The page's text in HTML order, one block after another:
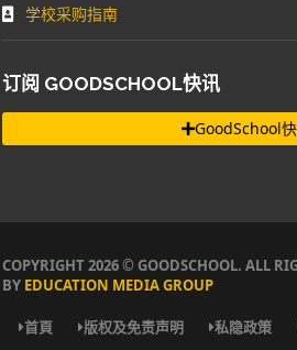
学校采购指南
订阅 GOODSCHOOL快讯
GoodSchool
COPYRIGHT 2026 © GOODSCHOOL. ALL
BY EDUCATION MEDIA GROUP
首頁 版权及免责声明 私隐政策